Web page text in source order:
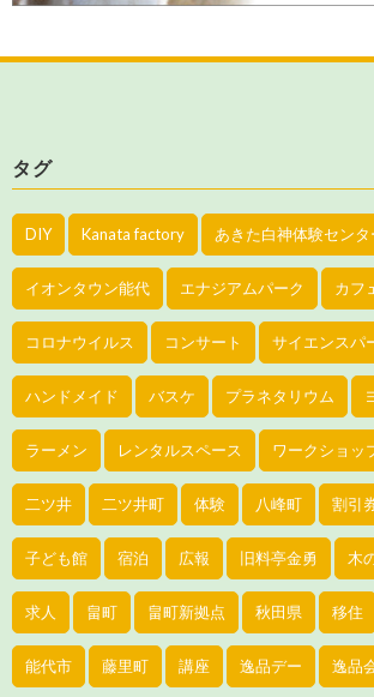
タグ
DIY Kanata factory あきた白神体験センタ
イオンタウン能代 エナジアムパーク カフ
コロナウイルス コンサート サイエンスパ
ハンドメイド バスケ プラネタリウム
ラーメン レンタルスペース ワークショッ
二ツ井 二ツ井町 体験 八峰町 割引
子ども館 宿泊 広報 旧料亭金勇 木
求人 畠町 畠町新拠点 秋田県 移住
能代市 藤里町 講座 逸品デー 逸品